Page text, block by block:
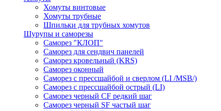
Хомуты винтовые
Хомуты трубные
Шпильки для трубных хомутов
Шурупы и саморезы
Саморез "КЛОП"
Саморез для сендвич панелей
Саморез кровельный (KRS)
Саморез оконный
Саморез с прессшайбой и сверлом (LI /MSB/)
Саморез с прессшайбой острый (LI)
Саморез черный CF редкий шаг
Саморез черный SF частый шаг